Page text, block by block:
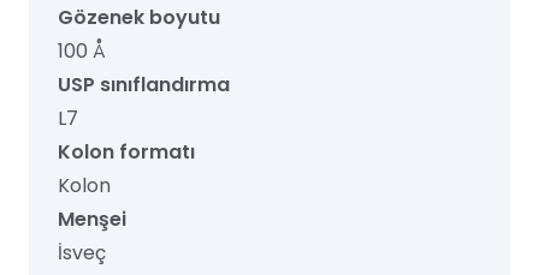
Gözenek boyutu
100 Å
USP sınıflandırma
L7
Kolon formatı
Kolon
Menşei
İsveç